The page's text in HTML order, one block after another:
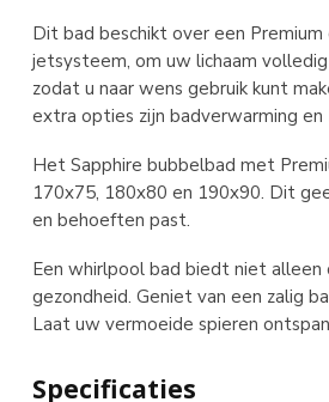
Dit bad beschikt over een
jetsysteem, om uw lichaam
zodat u naar wens gebruik kunt
extra opties zijn badverwarming en
Het Sapphire bubbelbad met
170x75, 180x80 en 190x90. Dit
en behoeften past.
Een whirlpool bad biedt niet alleen
gezondheid. Geniet van een zalig
Laat uw vermoeide spieren
Specificaties